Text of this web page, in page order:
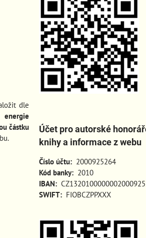
dle
částku
Účet pro autorské
knihy a informace z webu
Číslo účtu: 2000925264
Kód banky: 2010
IBAN:
SWIFT: FIOBCZPPXXX